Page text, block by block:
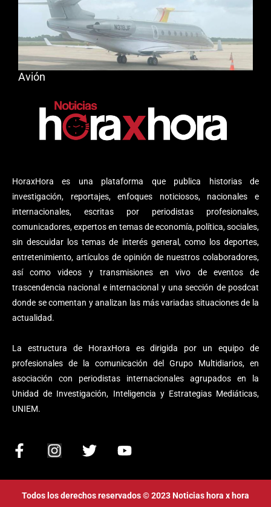
HoraxHora es una plataforma que publica historias de
investigación, reportajes, enfoques noticiosos, nacionales e
internacionales, escritas por periodistas profesionales,
comunicadores, expertos en temas de economía, política, sociales,
sin descuidar los temas de interés general, como los deportes,
entretenimiento, artículos de opinión de nuestros colaboradores,
así como videos y transmisiones en vivo de eventos de
trascendencia nacional e internacional y una sección de posdcat
donde se comentan y analizan las más variadas situaciones de la
actualidad.
La estructura de HoraxHora es dirigida por un equipo de
profesionales de la comunicación del Grupo Multidiarios, en
asociación con periodistas internacionales agrupados en la
Unidad de Investigación, Inteligencia y Estrategias Mediáticas,
UNIEM.
F
c
e
I
s
t
T
i
t
Y
u
t
Avión
Todos los derechos reservados © 2023 Noticias hora x hora